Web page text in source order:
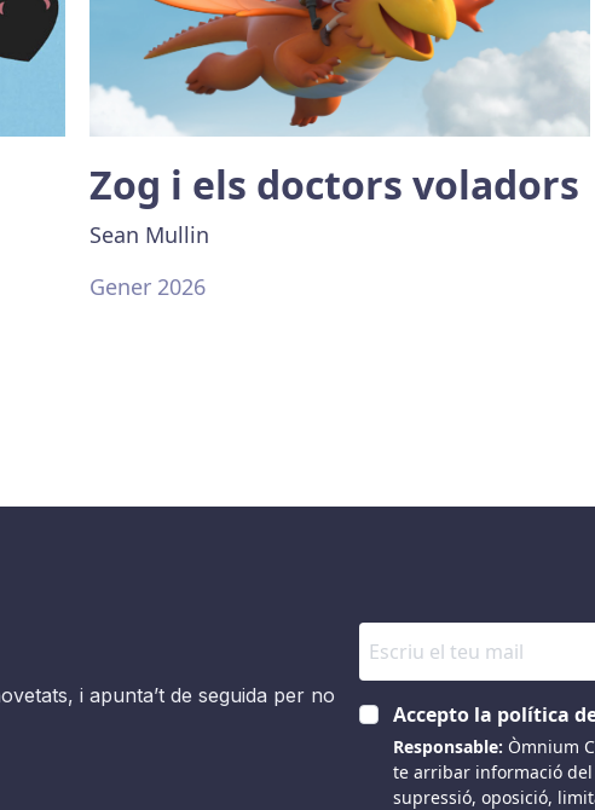
Zog i els doctors voladors
Sean Mullin
Gener 2026
i apunta’t de seguida per no
Accepto la política
Responsable: Òmnium
te arribar informació
supressió, oposició,